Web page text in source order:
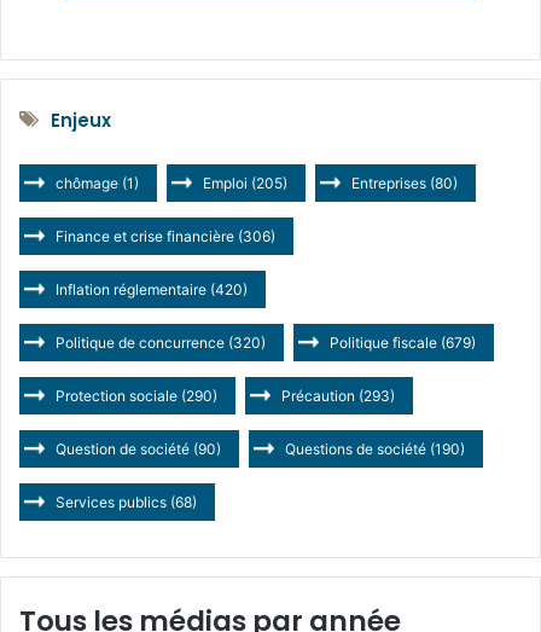
Enjeux
chômage (1) Emploi (205) Entreprises (80)
Finance et crise financière (306)
Inflation réglementaire (420)
Politique de concurrence (320) Politique fiscale (679)
Protection sociale (290) Précaution (293)
Question de société (90) Questions de société (190)
Services publics (68)
Tous les médias par année